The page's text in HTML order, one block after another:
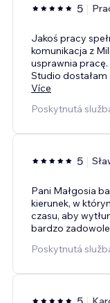
5
Jakoś pracy
komunikacja z
usprawnia
Studio
Více
Poskytnutá
5
Pani Małgosia
kierunek, w
czasu, aby
bardzo
Poskytnutá